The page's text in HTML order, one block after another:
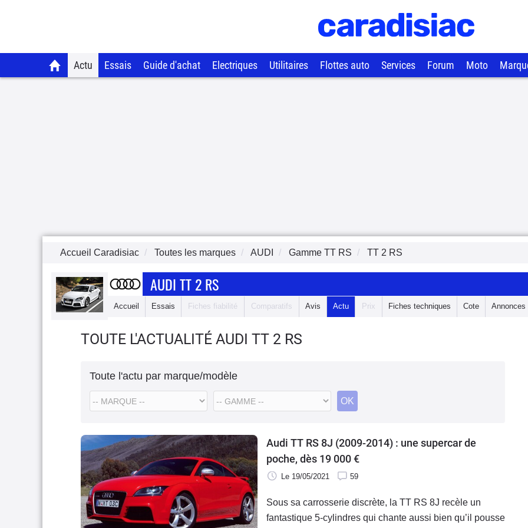
Actu Essais Guide d'achat Electriques Utilitaires Flottes auto Services Forum Moto
Accueil Caradisiac Toutes les marques AUDI Gamme TT RS TT 2 RS
AUDI TT 2 RS
Accueil Essais Fiches fiabilité Comparatifs Avis Actu Prix Fiches techniques Cote Annonces
TOUTE L'ACTUALITÉ AUDI TT 2 RS
Toute l'actu par marque/modèle
OK
Audi TT RS 8J (2009-2014) : une supercar de
poche, dès 19 000 €
Le 19/05/2021 59
Sous sa carrosserie discrète, la TT RS 8J recèle un
fantastique 5-cylindres qui chante aussi bien qu’il pousse